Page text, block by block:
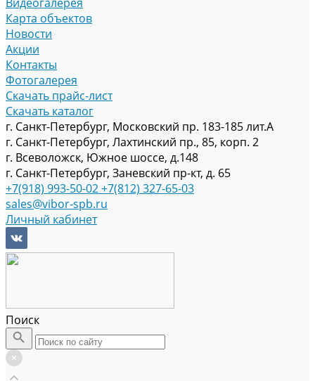
Карта объектов
Новости
Акции
Контакты
Фотогалерея
Скачать прайс-лист
Скачать каталог
г. Санкт-Петербург, Московский пр. 183-185 лит.А
г. Санкт-Петербург, Лахтинский пр., 85, корп. 2
г. Всеволожск, Южное шоссе, д.148
г. Санкт-Петербург, Заневский пр-кт, д. 65
+7(918) 993-50-02+7(812) 327-65-03
sales@vibor-spb.ru
Личный кабинет
Поиск